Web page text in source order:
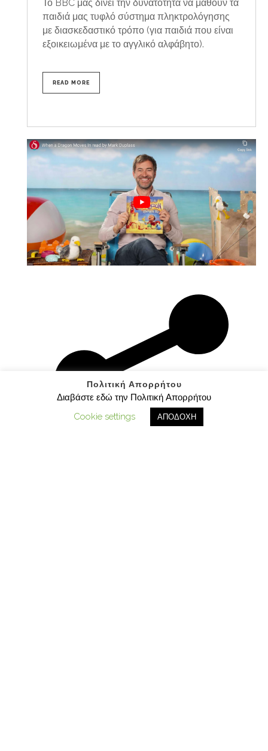
Το BBC μας δίνει την δυνατότητα να μάθουν τα
παιδιά μας τυφλό σύστημα πληκτρολόγησης
με διασκεδαστικό τρόπο (για παιδιά που είναι
εξοικειωμένα με το αγγλικό αλφάβητο).
READ MORE
Πολιτική Απορρήτου
Διαβάστε εδώ την Πολιτική Απορρήτου
Cookie settings
ΑΠΟΔΟΧΗ